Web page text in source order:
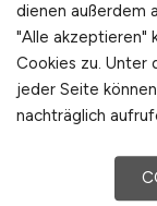
dienen außerdem
"Alle akzeptieren"
Cookies zu. Unter
jeder Seite
nachträglich